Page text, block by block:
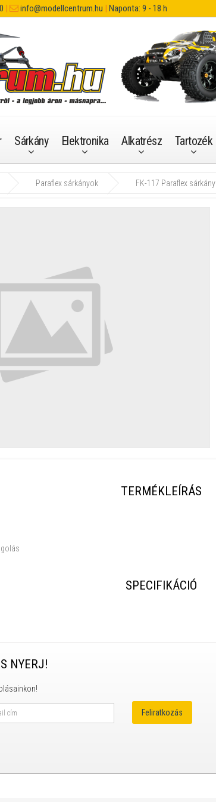
| info@modellcentrum.hu | Naponta: 9 - 18 h
Sárkány Elektronika Alkatrész Tartozék
Paraflex sárkányok FK-117 Paraflex sárkány
TERMÉKLEÍRÁS
SPECIFIKÁCIÓ
NYERJ!